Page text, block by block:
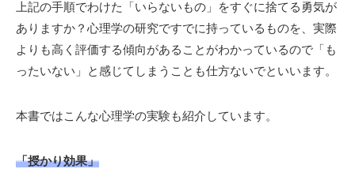
上記の手順でわけた「いらないもの」をすぐに捨てる勇気が
ありますか？心理学の研究ですでに持っているものを、実際
よりも高く評価する傾向があることがわかっているので「も
ったいない」と感じてしまうことも仕方ないでといいます。
本書ではこんな心理学の実験も紹介しています。
「授かり効果」